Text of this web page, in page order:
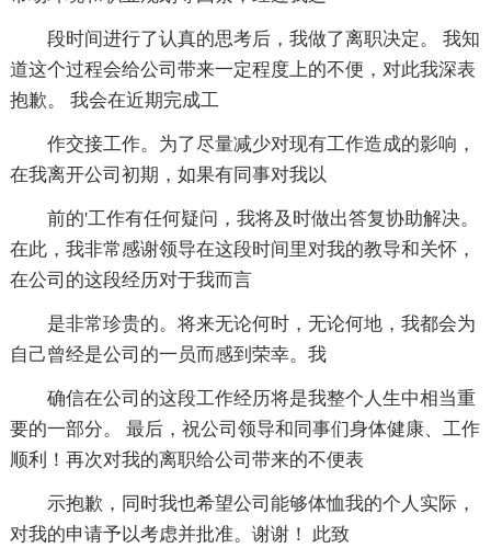
段时间进行了认真的思考后，我做了离职决定。 我知
道这个过程会给公司带来一定程度上的不便，对此我深表
抱歉。 我会在近期完成工
作交接工作。为了尽量减少对现有工作造成的影响，
在我离开公司初期，如果有同事对我以
前的'工作有任何疑问，我将及时做出答复协助解决。
在此，我非常感谢领导在这段时间里对我的教导和关怀，
在公司的这段经历对于我而言
是非常珍贵的。将来无论何时，无论何地，我都会为
自己曾经是公司的一员而感到荣幸。我
确信在公司的这段工作经历将是我整个人生中相当重
要的一部分。 最后，祝公司领导和同事们身体健康、工作
顺利！再次对我的离职给公司带来的不便表
示抱歉，同时我也希望公司能够体恤我的个人实际，
对我的申请予以考虑并批准。谢谢！ 此致